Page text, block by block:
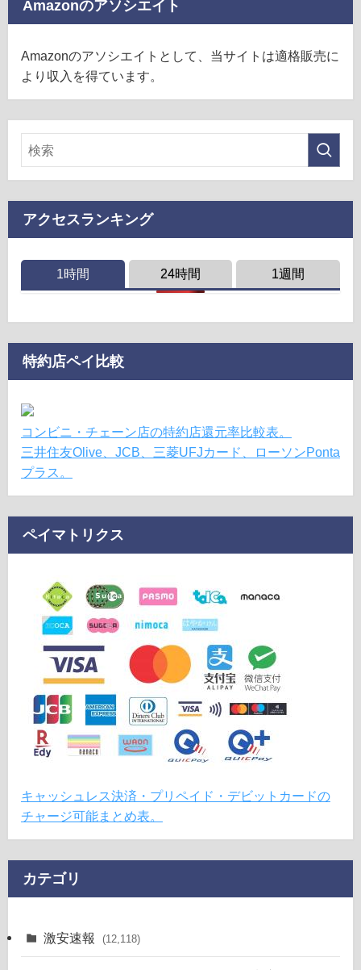
Amazonのアソシエイト
Amazonのアソシエイトとして、当サイトは適格販売に
より収入を得ています。
アクセスランキング
1時間 24時間 1週間
特約店ペイ比較
コンビニ・チェーン店の特約店還元率比較表。
三井住友Olive、JCB、三菱UFJカード、ローソンPonta
プラス。
ペイマトリクス
キャッシュレス決済・プリペイド・デビットカードの
チャージ可能まとめ表。
カテゴリ
激安速報 (12,118)